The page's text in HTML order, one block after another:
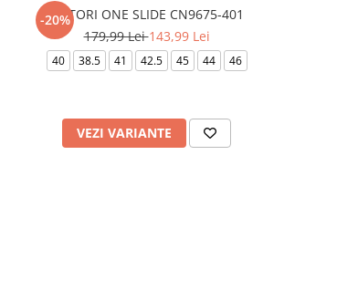
-20%
VICTORI ONE SLIDE CN9675-401
179,99 Lei143,99 Lei
40 38.5 41 42.5 45 44 46
VEZI VARIANTE